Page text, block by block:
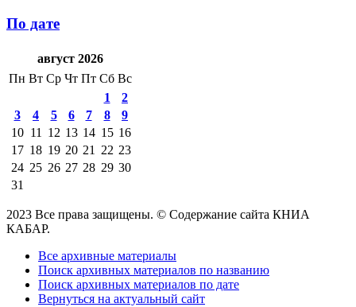
По дате
август 2026
Пн Вт Ср Чт Пт Сб Вс
1
2
3
4 5 6 7 8
9
10 11 12 13 14 15 16
17 18 19 20 21 22 23
24 25 26 27 28 29 30
31
2023 Все права защищены. © Содержание сайта КНИА
КАБАР.
Все архивные материалы
Поиск архивных материалов по названию
Поиск архивных материалов по дате
Вернуться на актуальный сайт